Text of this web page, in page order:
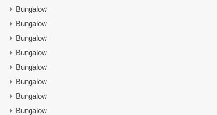
Bungalow
Bungalow
Bungalow
Bungalow
Bungalow
Bungalow
Bungalow
Bungalow